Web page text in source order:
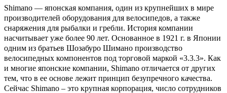
Shimano — японская компания, один из крупнейших в мире
производителей оборудования для велосипедов, а также
снаряжения для рыбалки и гребли. История компании
насчитывает уже более 90 лет. Основанное в 1921 г. в Японии
одним из братьев Шозабуро Шимано производство
велосипедных компонентов под торговой маркой «3.3.3». Как
и многие японские компании, Shimano отличается от других
тем, что в ее основе лежит принцип безупречного качества.
Сейчас Shimano – это крупная корпорация, число сотрудников